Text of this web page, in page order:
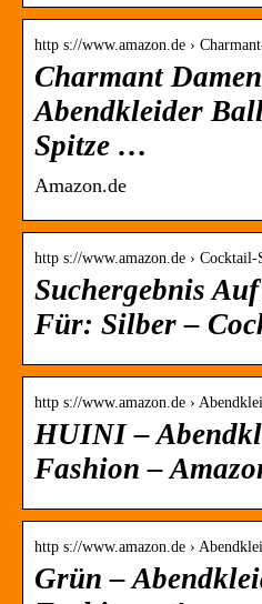
http s://www.amazon.de ›
Charmant
Abendkleider
Spitze …
Amazon.de
http s://www.amazon.de ›
Suchergebnis
Für: Silber –
http s://www.amazon.de ›
HUINI –
Fashion –
http s://www.amazon.de ›
Grün –